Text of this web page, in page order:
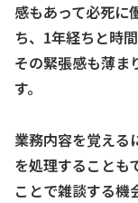
感もあって必死に
ち、1年経ちと時
その緊張感も薄ま
す。
業務内容を覚える
を処理することも
ことで雑談する機